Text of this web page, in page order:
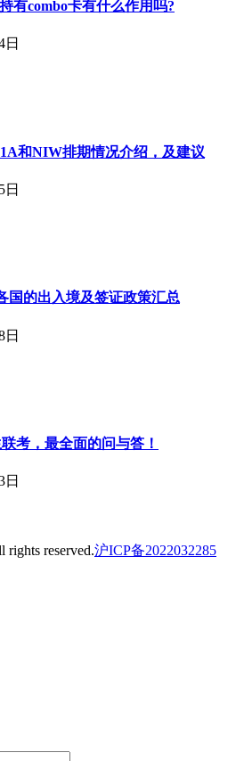
有combo卡有什么作用吗?
日
和NIW排期情况介绍，及建议
日
国的出入境及签证政策汇总
日
考，最全面的问与答！
日
reserved.沪ICP备2022032285